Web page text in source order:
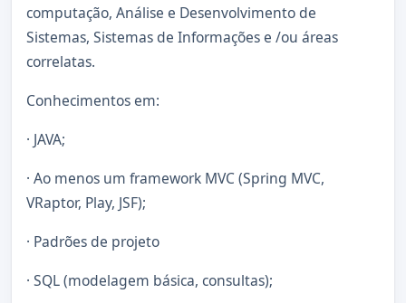
computação, Análise e Desenvolvimento de
Sistemas, Sistemas de Informações e /ou áreas
correlatas.
Conhecimentos em:
· JAVA;
· Ao menos um framework MVC (Spring MVC,
VRaptor, Play, JSF);
· Padrões de projeto
· SQL (modelagem básica, consultas);